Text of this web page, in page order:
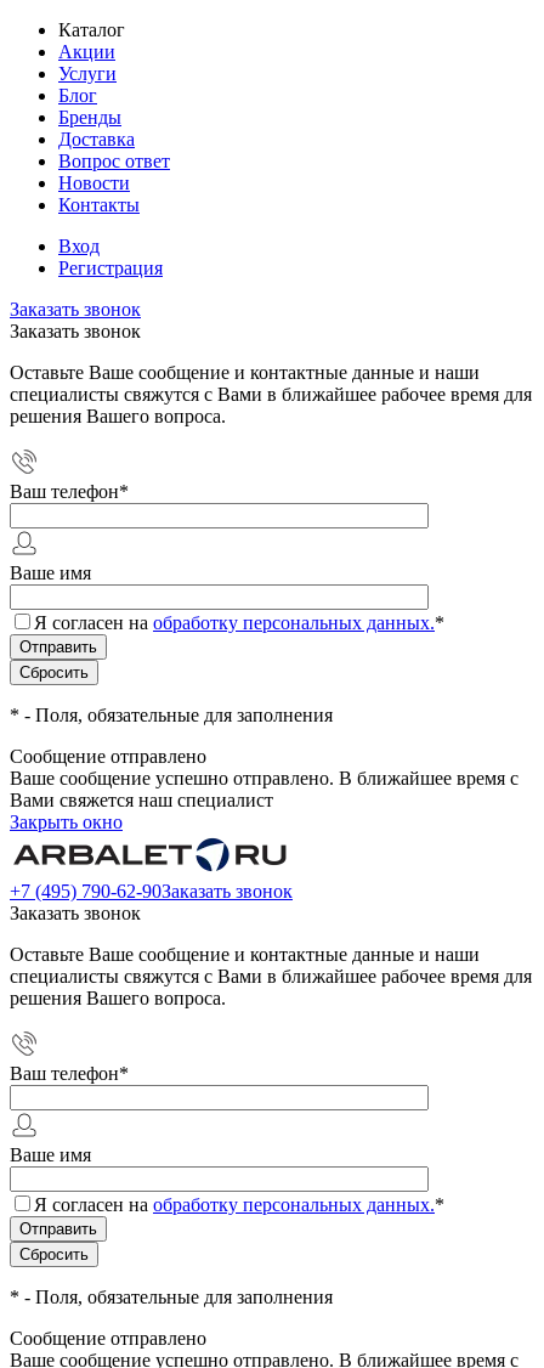
Каталог
Акции
Услуги
Блог
Бренды
Доставка
Вопрос ответ
Новости
Контакты
Вход
Регистрация
Заказать звонок
Заказать звонок
Оставьте Ваше сообщение и контактные данные и наши
специалисты свяжутся с Вами в ближайшее рабочее время для
решения Вашего вопроса.
Ваш телефон*
Ваше имя
Я согласен на обработку персональных данных.*
* - Поля, обязательные для заполнения
Сообщение отправлено
Ваше сообщение успешно отправлено. В ближайшее время с
Вами свяжется наш специалист
Закрыть окно
+7 (495) 790-62-90Заказать звонок
Заказать звонок
Оставьте Ваше сообщение и контактные данные и наши
специалисты свяжутся с Вами в ближайшее рабочее время для
решения Вашего вопроса.
Ваш телефон*
Ваше имя
Я согласен на обработку персональных данных.*
* - Поля, обязательные для заполнения
Сообщение отправлено
Ваше сообщение успешно отправлено. В ближайшее время с